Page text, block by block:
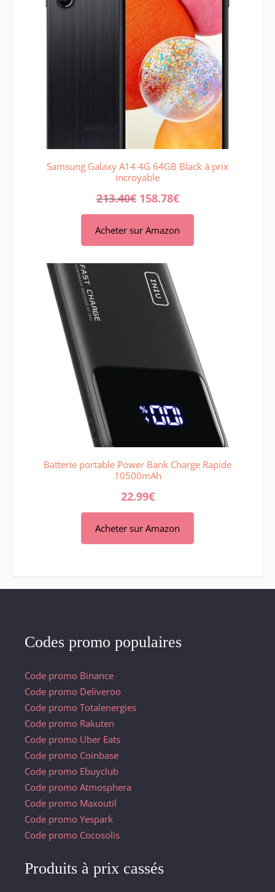
Samsung Galaxy A14 4G 64GB Black à prix
incroyable
213.40€ 158.78€
Acheter sur Amazon
Batterie portable Power Bank Charge Rapide
10500mAh
22.99€
Acheter sur Amazon
Codes promo populaires
Code promo Binance
Code promo Deliveroo
Code promo Totalenergies
Code promo Rakuten
Code promo Uber Eats
Code promo Coinbase
Code promo Ebuyclub
Code promo Atmosphera
Code promo Maxoutil
Code promo Yespark
Code promo Cocosolis
Produits à prix cassés